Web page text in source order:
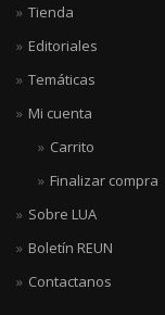
Tienda
Editoriales
Temáticas
Mi cuenta
Carrito
Finalizar compra
Sobre LUA
Boletín REUN
Contactanos